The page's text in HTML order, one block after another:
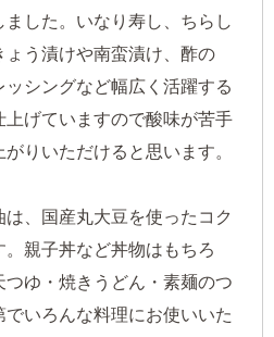
した。いなり寿し、ちらし
う漬けや南蛮漬け、酢の
シングなど幅広く活躍する
げていますので酸味が苦手
りいただけると思います。
、国産丸大豆を使ったコク
親子丼など丼物はもちろ
ゆ・焼きうどん・素麺のつ
いろんな料理にお使いいた